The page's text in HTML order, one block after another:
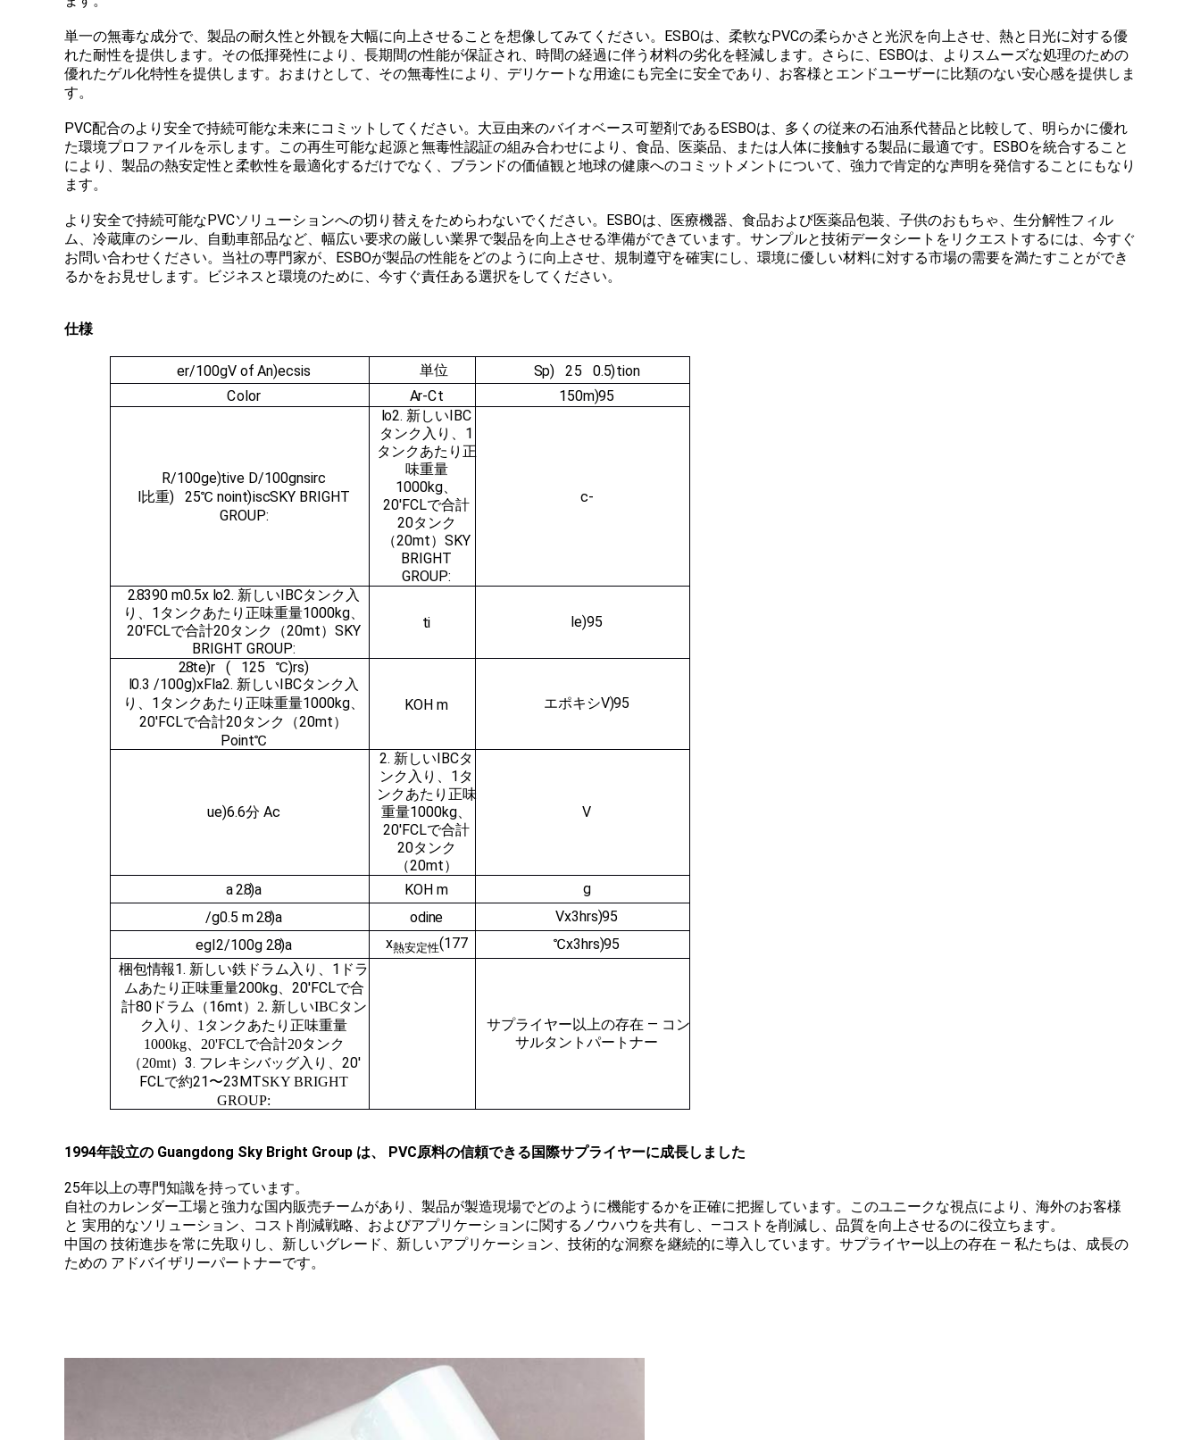
単一の無毒な成分で、製品の耐久性と外観を大幅に向上させることを想像してみてください。ESBOは、柔軟なPVCの柔らかさと光沢を向上させ、熱と日光に対する優
れた耐性を提供します。その低揮発性により、長期間の性能が保証され、時間の経過に伴う材料の劣化を軽減します。さらに、ESBOは、よりスムーズな処理のための
優れたゲル化特性を提供します。おまけとして、その無毒性により、デリケートな用途にも完全に安全であり、お客様とエンドユーザーに比類のない安心感を提供しま
す。
PVC配合のより安全で持続可能な未来にコミットしてください。大豆由来のバイオベース可塑剤であるESBOは、多くの従来の石油系代替品と比較して、明らかに優れ
た環境プロファイルを示します。この再生可能な起源と無毒性認証の組み合わせにより、食品、医薬品、または人体に接触する製品に最適です。ESBOを統合すること
により、製品の熱安定性と柔軟性を最適化するだけでなく、ブランドの価値観と地球の健康へのコミットメントについて、強力で肯定的な声明を発信することにもなり
ます。
より安全で持続可能なPVCソリューションへの切り替えをためらわないでください。ESBOは、医療機器、食品および医薬品包装、子供のおもちゃ、生分解性フィル
ム、冷蔵庫のシール、自動車部品など、幅広い要求の厳しい業界で製品を向上させる準備ができています。サンプルと技術データシートをリクエストするには、今すぐ
お問い合わせください。当社の専門家が、ESBOが製品の性能をどのように向上させ、規制遵守を確実にし、環境に優しい材料に対する市場の需要を満たすことができ
るかをお見せします。ビジネスと環境のために、今すぐ責任ある選択をしてください。
仕様
er/100gV of An)ecsis 単位 Sp) 25 0.5)tion
Color Ar-Ct 150m)95
R/100ge)tive D/100gnsirc
l比重) 25℃ noint)iscSKY BRIGHT
GROUP:
lo2. 新しいIBC
タンク入り、1
タンクあたり正
味重量
1000kg、
20'FCLで合計
20タンク
（20mt）SKY
BRIGHT
GROUP:
c-
2.8390 m0.5x lo2. 新しいIBCタンク入
り、1タンクあたり正味重量1000kg、
20'FCLで合計20タンク（20mt）SKY
BRIGHT GROUP:
ti le)95
2.8te)r ( 125 ℃)rs)
l0.3/100g)xFla2. 新しいIBCタンク入
り、1タンクあたり正味重量1000kg、
20'FCLで合計20タンク（20mt）
Point℃
KOH m エポキシV)95
ue)6.6分 Ac
2. 新しいIBCタ
ンク入り、1タ
ンクあたり正味
重量1000kg、
20'FCLで合計
20タンク
（20mt）
V
a2.8)a KOH m
g
/g0.5 m2.8)a odine Vx3hrs)95
egI2/100g 2.8)a x熱安定性(177 ℃x3hrs)95
梱包情報1. 新しい鉄ドラム入り、1ドラ
ムあたり正味重量200kg、20'FCLで合
計80ドラム（16mt）
2. 新しいIBCタン
ク入り、1タンクあたり正味重量
1000kg、20'FCLで合計20タンク
（20mt） 3. フレキシバッグ入り、20'
FCLで約21〜23MTSKY BRIGHT
GROUP:
サプライヤー以上の存在 — コン
サルタントパートナー
1994年設立の Guangdong Sky Bright Group は、 PVC原料の信頼できる国際サプライヤーに成長しました
25年以上の専門知識を持っています。
自社のカレンダー工場と強力な国内販売チームがあり、製品が製造現場でどのように機能するかを正確に把握しています。このユニークな視点により、海外のお客様
と 実用的なソリューション、コスト削減戦略、およびアプリケーションに関するノウハウを共有し、—コストを削減し、品質を向上させるのに役立ちます。
中国の 技術進歩を常に先取りし、新しいグレード、新しいアプリケーション、技術的な洞察を継続的に導入しています。サプライヤー以上の存在 — 私たちは、成長の
ための アドバイザリーパートナーです。